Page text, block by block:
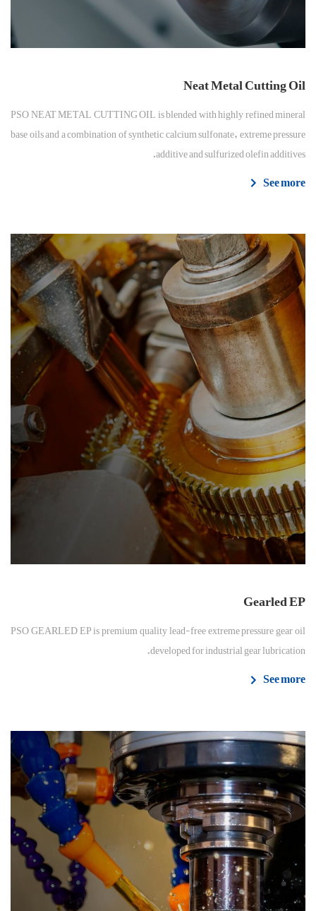
Neat Metal Cutting Oil
PSO NEAT METAL CUTTING OIL is blended with highly refined mineral
base oils and a combination of synthetic calcium sulfonate, extreme pressure
additive and sulfurized olefin additives.
See more
Gearled EP
PSO GEARLED EP is premium quality lead-free extreme pressure gear oil
developed for industrial gear lubrication.
See more